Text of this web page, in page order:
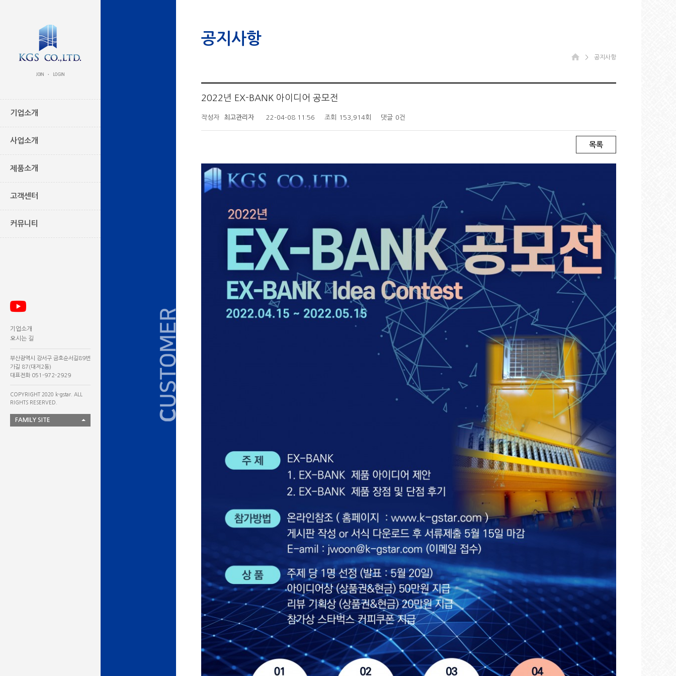
JOIN • LOGIN
기업소개
사업소개
제품소개
고객센터
커뮤니티
기업소개
오시는 길
부산광역시 강서구 금호순서길89번
가길 87(대저2동)
대표전화 051-972-2929
COPYRIGHT 2020 k-gstar. ALL
RIGHTS RESERVED.
FAMILY SITE
공지사항
＞ 공지사항
2022년 EX-BANK 아이디어 공모전
작성자 최고관리자 22-04-08 11:56 조회 153,914회 댓글 0건
목록